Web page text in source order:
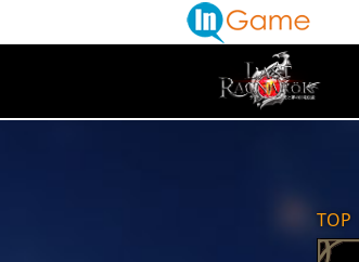
TOP